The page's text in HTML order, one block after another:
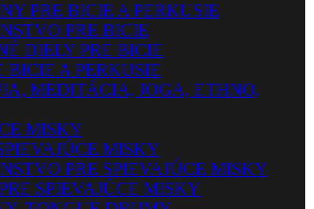
PRE BICIE A PERKUSIE
PRE BICIE
DIELY PRE BICIE
BICIE A PERKUSIE
MEDITÁCIA, JOGA, ETHNO,
MISKY
MISKY
PRE SPIEVAJÚCE MISKY
SPIEVAJÚCE MISKY